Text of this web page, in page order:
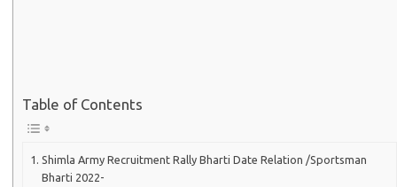
Table of Contents
Shimla Army Recruitment Rally Bharti Date Relation /Sportsman
Bharti 2022-